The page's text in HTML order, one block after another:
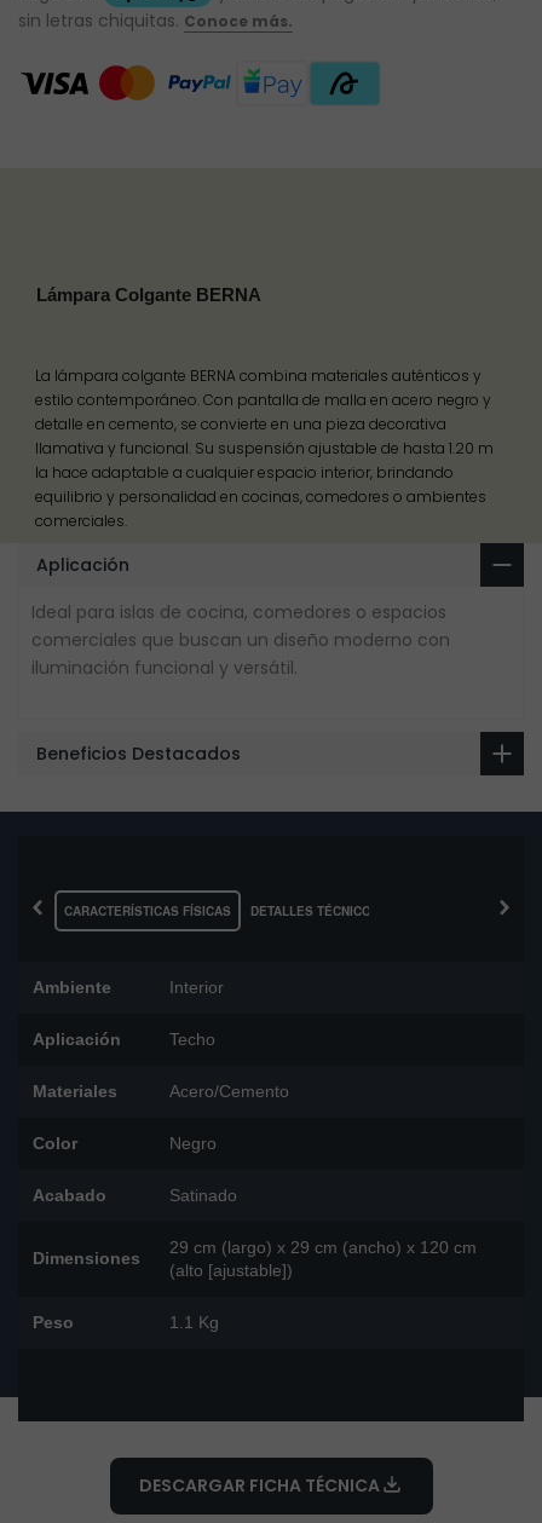
Lámpara Colgante BERNA
La lámpara colgante BERNA combina materiales auténticos y
estilo contemporáneo. Con pantalla de malla en acero negro y
detalle en cemento, se convierte en una pieza decorativa
llamativa y funcional. Su suspensión ajustable de hasta 1.20 m
la hace adaptable a cualquier espacio interior, brindando
equilibrio y personalidad en cocinas, comedores o ambientes
comerciales.
Aplicación
Ideal para islas de cocina, comedores o espacios
comerciales que buscan un diseño moderno con
iluminación funcional y versátil.
Beneficios Destacados
‹ CARACTERÍSTICAS FÍSICAS DETALLES TÉCNICOS ›
Ambiente Interior
Aplicación Techo
Materiales Acero/Cemento
Color Negro
Acabado Satinado
Dimensiones
29 cm (largo) x 29 cm (ancho) x 120 cm
(alto [ajustable])
Peso 1.1 Kg
DESCARGAR FICHA TÉCNICA